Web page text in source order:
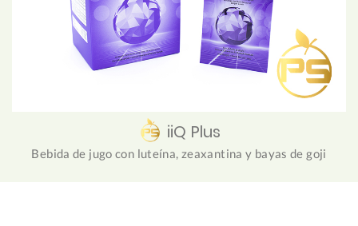
iiQ Plus
Bebida de jugo con luteína, zeaxantina y bayas de goji